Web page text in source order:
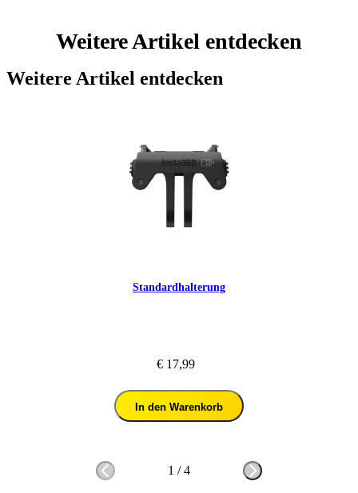
Weitere Artikel entdecken
Weitere Artikel entdecken
Standardhalterung
€ 17,99
In den Warenkorb
1 /4